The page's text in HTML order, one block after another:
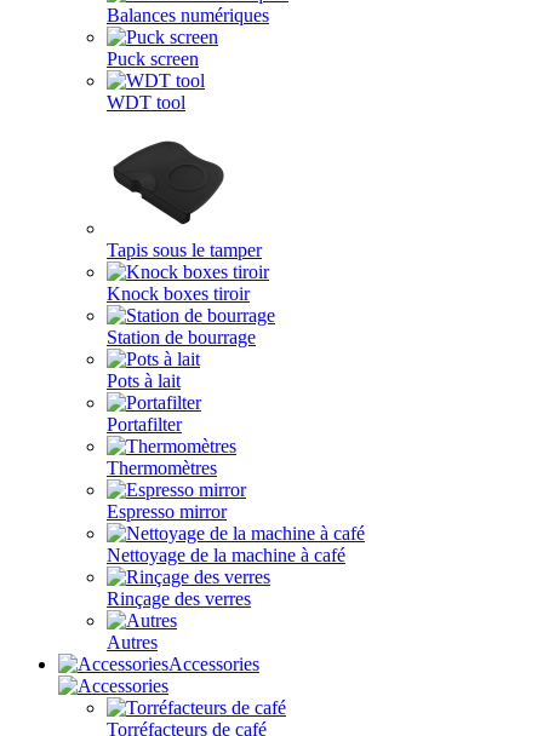
Balances numériques
Puck screen
WDT tool
Tapis sous le tamper
Knock boxes tiroir
Station de bourrage
Pots à lait
Portafilter
Thermomètres
Espresso mirror
Nettoyage de la machine à café
Rinçage des verres
Autres
Accessories
Torréfacteurs de café